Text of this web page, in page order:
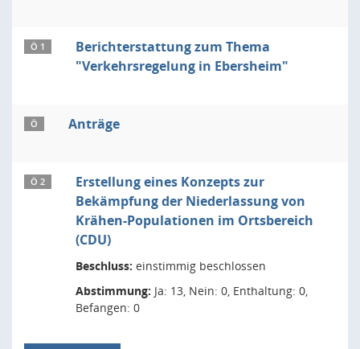
Ö 1
Berichterstattung zum Thema
"Verkehrsregelung in Ebersheim"
Ö Anträge
Ö 2
Erstellung eines Konzepts zur
Bekämpfung der Niederlassung von
Krähen-Populationen im Ortsbereich
(CDU)
Beschluss: einstimmig beschlossen
Abstimmung: Ja: 13, Nein: 0, Enthaltung: 0,
Befangen: 0